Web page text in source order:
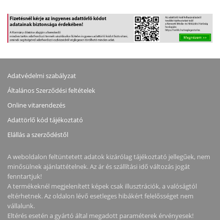
NÉLKÜL (MAX 2X)
RAM, HÁTTÉRTÁR
NÉLKÜL (MAX 4X)
Adatvédelmi szabályzat
Általános Szerződési feltételek
Online vitarendezés
Adattörlő kód tájékoztató
Elállás a szerződéstől
A weboldalon feltüntetett adatok kizárólag tájékoztató jellegűek, nem
minősülnek ajánlattételnek. Az ár és szállítási idő változás jogát
fenntartjuk!
A termékeknél megjelenített képek csak illusztrációk, a valóságtól
eltérhetnek. Az oldalon lévő esetleges hibákért felelősséget nem
vállalunk.
Eltérés esetén a gyártó által megadott paraméterek érvényesek!